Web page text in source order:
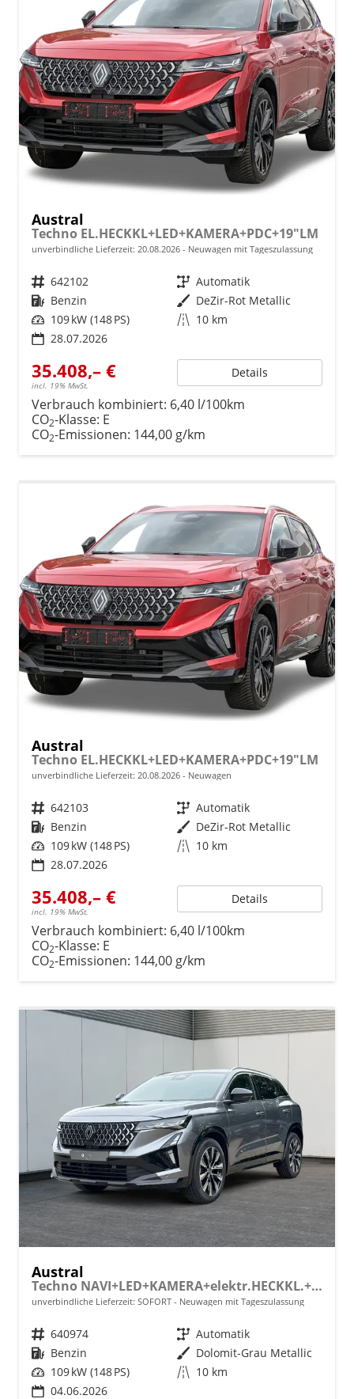
Austral
Techno EL.HECKKL+LED+KAMERA+PDC+19"LM
unverbindliche Lieferzeit: 20.08.2026 Neuwagen mit Tageszulassung
Fahrzeugnr. 642102 Getriebe Automatik
Kraftstoff Benzin Außenfarbe DeZir-Rot Metallic
Leistung 109 kW (148 PS) Kilometerstand 10 km
28.07.2026
35.408,– €
incl. 19% MwSt.
Details
Verbrauch kombiniert: 6,40 l/100km
CO2-Klasse: E
CO2-Emissionen: 144,00 g/km
Austral
Techno EL.HECKKL+LED+KAMERA+PDC+19"LM
unverbindliche Lieferzeit: 20.08.2026 Neuwagen
Fahrzeugnr. 642103 Getriebe Automatik
Kraftstoff Benzin Außenfarbe DeZir-Rot Metallic
Leistung 109 kW (148 PS) Kilometerstand 10 km
28.07.2026
35.408,– €
incl. 19% MwSt.
Details
Verbrauch kombiniert: 6,40 l/100km
CO2-Klasse: E
CO2-Emissionen: 144,00 g/km
Austral
Techno NAVI+LED+KAMERA+elektr.HECKKL.+19"LM
unverbindliche Lieferzeit: SOFORT Neuwagen mit Tageszulassung
Fahrzeugnr. 640974 Getriebe Automatik
Kraftstoff Benzin Außenfarbe Dolomit-Grau Metallic
Leistung 109 kW (148 PS) Kilometerstand 10 km
04.06.2026